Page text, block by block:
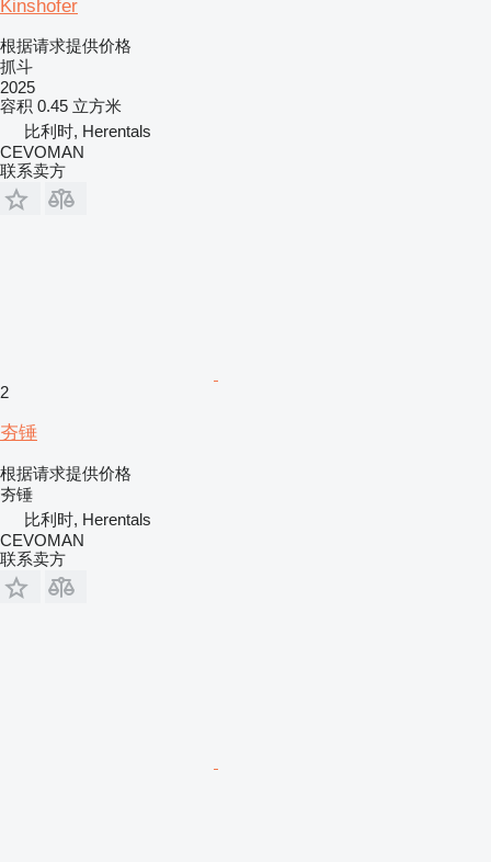
Kinshofer
根据请求提供价格
抓斗
2025
容积 0.45 立方米
比利时, Herentals
CEVOMAN
联系卖方
2
夯锤
根据请求提供价格
夯锤
比利时, Herentals
CEVOMAN
联系卖方